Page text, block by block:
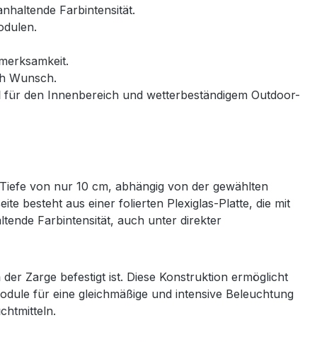
Farbintensität.
Wunsch.
den Innenbereich und wetterbeständigem Outdoor-
von nur 10 cm, abhängig von der gewählten
besteht aus einer folierten Plexiglas-Platte, die mit
Farbintensität, auch unter direkter
Zarge befestigt ist. Diese Konstruktion ermöglicht
für eine gleichmäßige und intensive Beleuchtung